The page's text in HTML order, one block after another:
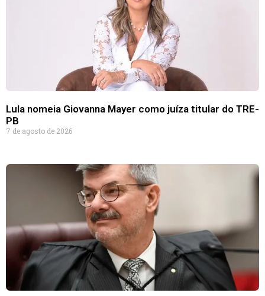
Lula nomeia Giovanna Mayer como juíza titular do TRE-
PB
7 de agosto de 2026